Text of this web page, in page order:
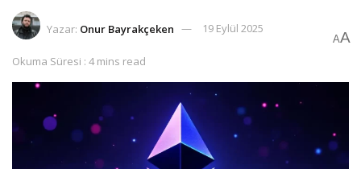
Yazar: Onur Bayrakçeken 19 Eylül 2025
Okuma Süresi : 4 mins read
AA